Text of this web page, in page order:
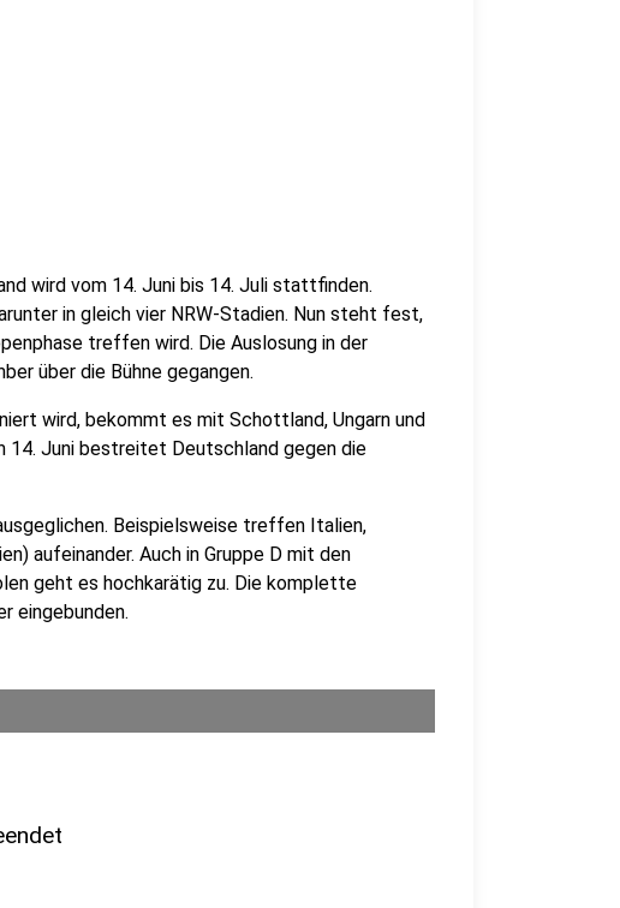
wird vom 14. Juni bis 14. Juli stattfinden.
in gleich vier NRW-Stadien. Nun steht fest,
treffen wird. Die Auslosung in der
über die Bühne gegangen.
wird, bekommt es mit Schottland, Ungarn und
14. Juni bestreitet Deutschland gegen die
Beispielsweise treffen Italien,
aufeinander. Auch in Gruppe D mit den
geht es hochkarätig zu. Die komplette
eingebunden.